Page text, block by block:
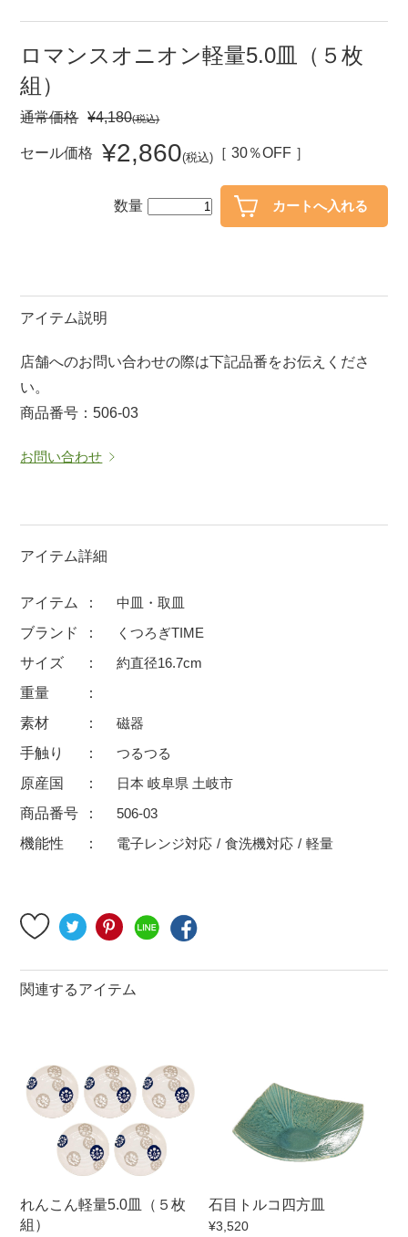
アイテム
小皿 中皿・取皿
長皿・さんま皿
小付・珍味
ご飯茶碗
そば千代口 フグヒレ酒
そば徳利
子供食器 ガラス
置物
500円未満 99円未満
ブランド・窯名・作家名
カラー
機能性
手ざわり
ロマンスオニオン軽量5.0皿（５枚
組）
通常価格 ¥4,180(税込)
セール価格 ¥2,860(税込) ［ 30％OFF ］
数量
アイテム説明
店舗へのお問い合わせの際は下記品番をお伝えくださ
い。
商品番号：506-03
お問い合わせ
アイテム詳細
アイテム
中皿・取皿
ブランド
くつろぎTIME
サイズ
約直径16.7cm
重量
素材
磁器
手触り
つるつる
原産国
日本 岐阜県 土岐市
商品番号
506-03
機能性
電子レンジ対応 食洗機対応 軽量
関連するアイテム
れんこん軽量5.0皿（５枚
組）
石目トルコ四方皿
¥3,520